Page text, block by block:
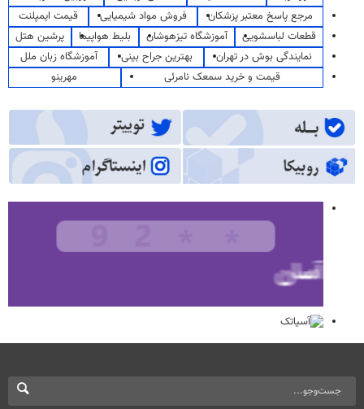
مرجع پاسخ معتبر پزشکان
فروش مواد شیمیایی
قیمت ایمپلنت
قطعات لباسشویی
آموزشگاه تیزهوشان بلیط هواپیما
پرشین هتل
نمایندگی بوش در تهران
بهترین جراح بینی
آموزشگاه زبان ملل
قیمت و خرید سمعک نامرئی
مهرینو